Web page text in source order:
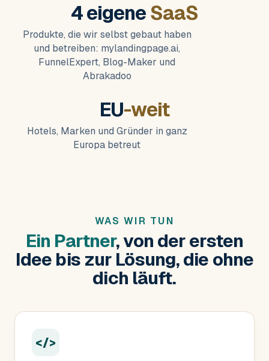
4 eigeneSaaS
Produkte, die wir selbst gebaut haben
und betreiben: mylandingpage.ai,
FunnelExpert, Blog-Maker und
Abrakadoo
EU-weit
Hotels, Marken und Gründer in ganz
Europa betreut
WAS WIR TUN
Ein Partner, von der ersten
Idee bis zur Lösung, die ohne
dich läuft.
</>